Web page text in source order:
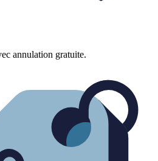
annulation gratuite.